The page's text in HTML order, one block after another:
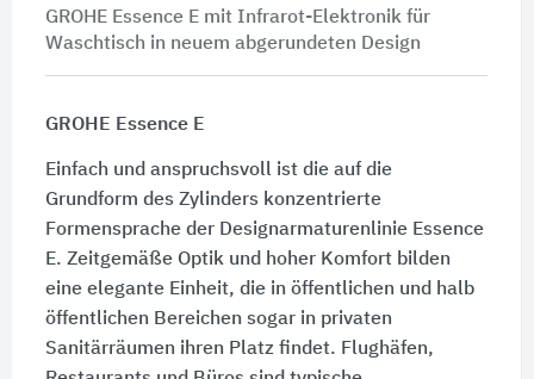
GROHE Essence E mit Infrarot-Elektronik für
Waschtisch in neuem abgerundeten Design
GROHE Essence E
Einfach und anspruchsvoll ist die auf die
Grundform des Zylinders konzentrierte
Formensprache der Designarmaturenlinie Essence
E. Zeitgemäße Optik und hoher Komfort bilden
eine elegante Einheit, die in öffentlichen und halb
öffentlichen Bereichen sogar in privaten
Sanitärräumen ihren Platz findet. Flughäfen,